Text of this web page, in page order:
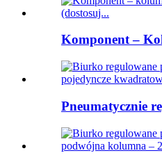
Komponent –
Pneumatycznie